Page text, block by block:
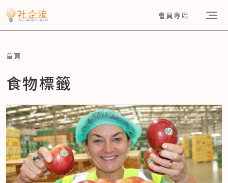
會員專區
首頁
食物標籤